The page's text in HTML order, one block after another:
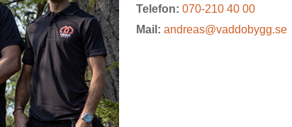
Telefon: 070-210 40 00
Mail: andreas@vaddobygg.se